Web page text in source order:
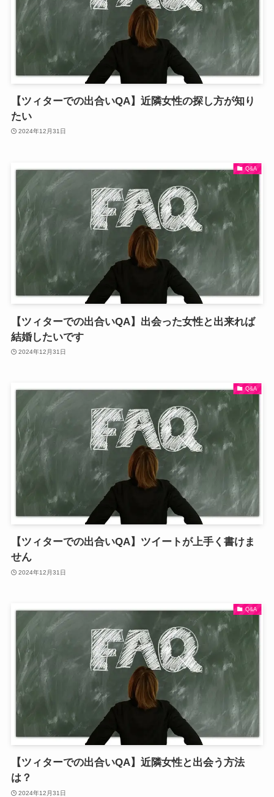
【ツィターでの出合いQA】近隣女性の探し方が知り
たい
2024年12月31日
Q&A
【ツィターでの出合いQA】出会った女性と出来れば
結婚したいです
2024年12月31日
Q&A
【ツィターでの出合いQA】ツイートが上手く書けま
せん
2024年12月31日
Q&A
【ツィターでの出合いQA】近隣女性と出会う方法
は？
2024年12月31日